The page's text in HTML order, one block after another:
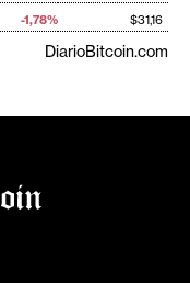
-1,78% $31,16
DiarioBitcoin.com